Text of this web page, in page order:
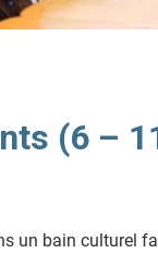
(6 –
un bain culturel